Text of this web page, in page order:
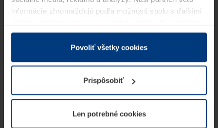
informácie zhromažďujú podľa možnosti spolu s ďalšími
v rámci Vášho využívania služieb.
Z právneho hľadiska môžeme cookies ukladať na Vašom
prevádzku tejto stránky. Pre všetky ostatné typy cookie
potrebujeme Vaše povolenie. Vaše povolenie môžete
kedykoľvek zmeniť alebo odvolať vo vysvetlení cookie
našej webovej stránky.
Povoliť všetky cookies
Prispôsobiť
Len potrebné cookies